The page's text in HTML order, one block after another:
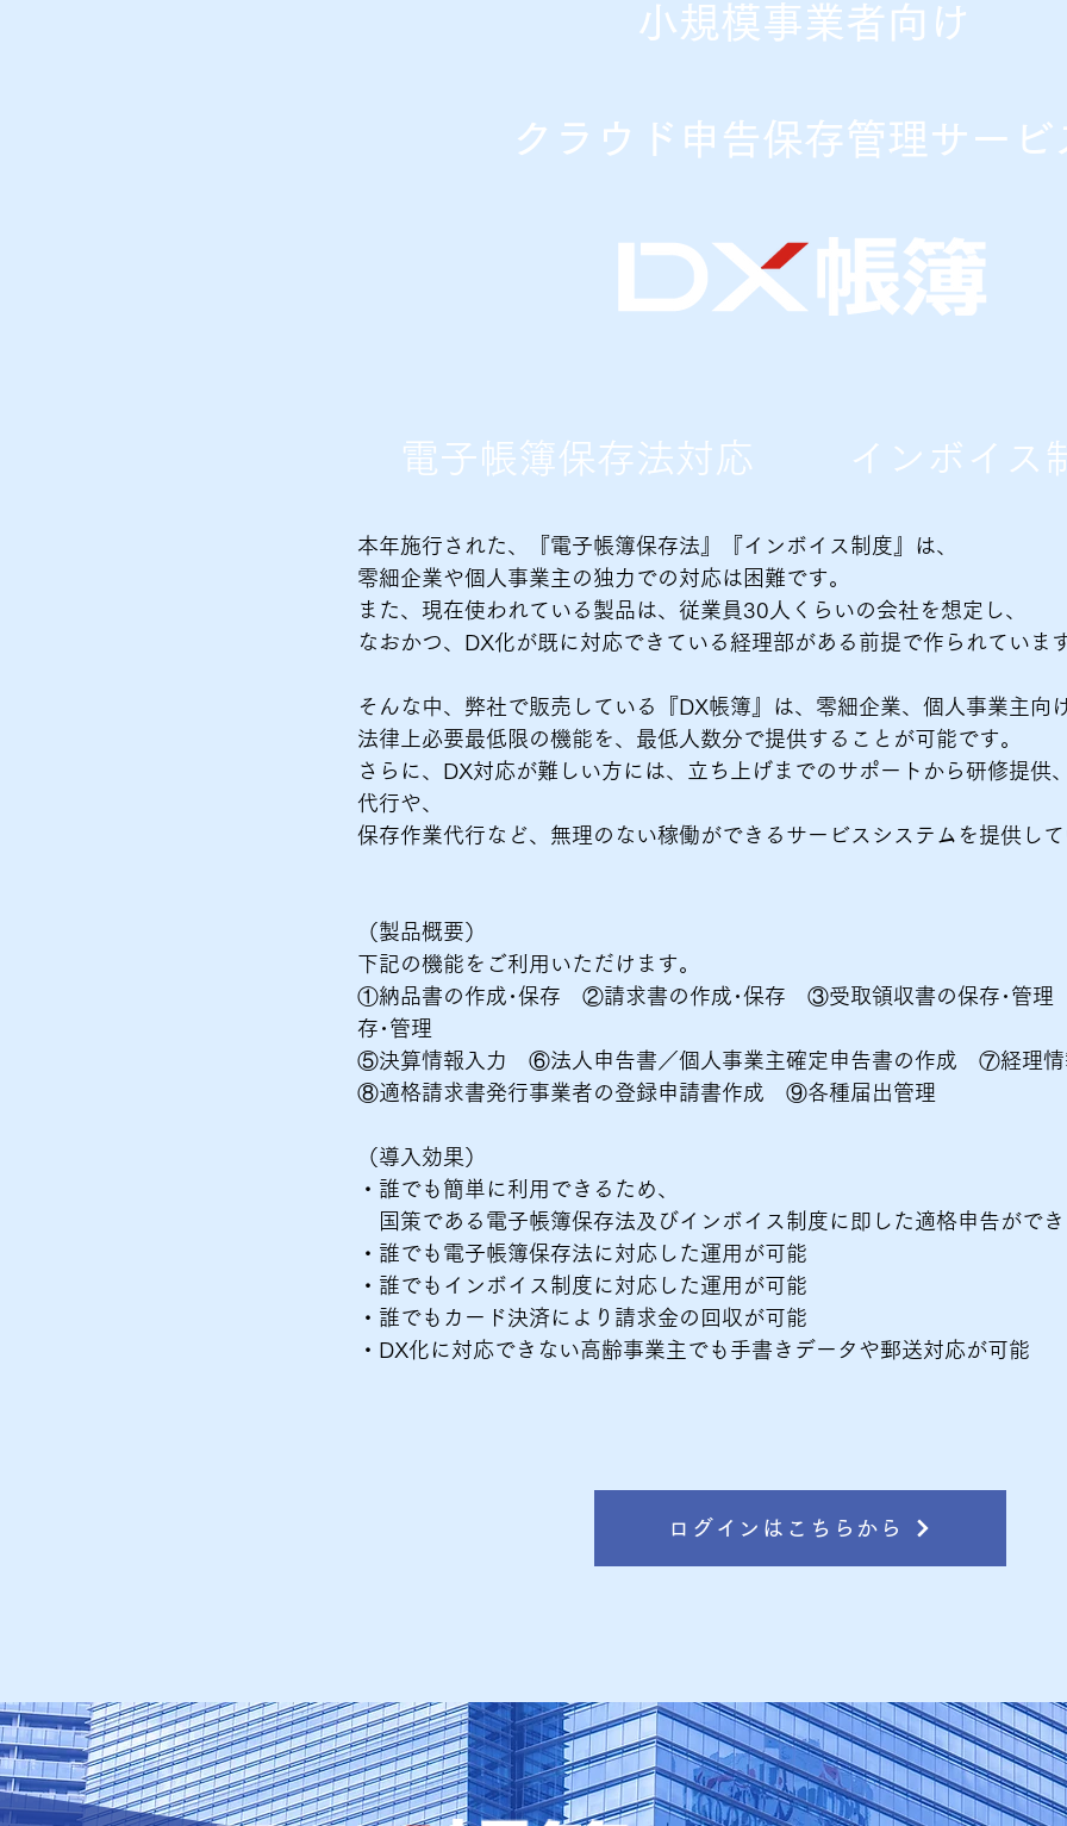
小規模事業者向け
クラウド申告保存管理サービ
本年施行された、『電子帳簿保存法』『インボイス制度』は、​
零細企業や個人事業主の独力での対応は困難です。​
また、現在使われている製品は、従業員30人くらいの会社を想定し、​
なおかつ、DX化が既に対応できている経理部がある前提で作られています
そんな中、弊社で販売している『DX帳簿』は、零細企業、個人事業主向
法律上必要最低限の機能を、最低人数分で提供することが可能です。​
さらに、DX対応が難しい方には、立ち上げまでのサポートから研修提供
代行や、​
保存作業代行など、無理のない稼働ができるサービスシステムを提供して
（製品概要）​
下記の機能をご利用いただけます。​
①納品書の作成･保存 ②請求書の作成･保存 ③受取領収書の保存･管
存･管理 ​
⑤決算情報入力 ⑥法人申告書／個人事業主確定申告書の作成 ⑦経理
⑧適格請求書発行事業者の登録申請書作成 ⑨各種届出管理​​
（導入効果）​
・誰でも簡単に利用できるため、​
国策である電子帳簿保存法及びインボイス制度に即した適格申告ができ
・誰でも電子帳簿保存法に対応した運用が可能​
・誰でもインボイス制度に対応した運用が可能​
・誰でもカード決済により請求金の回収が可能​
・DX化に対応できない高齢事業主でも手書きデータや郵送対応が可能​
電子帳簿保存法対応 インボイス
ログインはこちらから